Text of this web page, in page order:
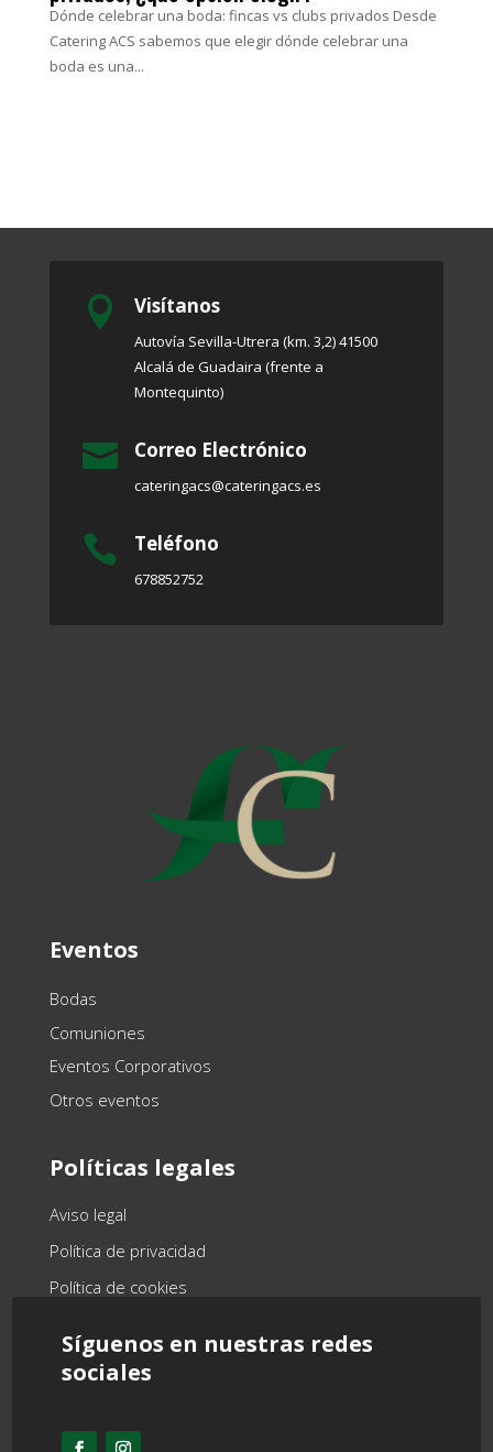
Dónde celebrar una boda: fincas vs clubs privados Desde
Catering ACS sabemos que elegir dónde celebrar una
boda es una...
 Visítanos
Autovía Sevilla-Utrera (km. 3,2) 41500
Alcalá de Guadaira (frente a
Montequinto)
 Correo Electrónico
cateringacs@cateringacs.es
 Teléfono
678852752
Eventos
Bodas
Comuniones
Eventos Corporativos
Otros eventos
Políticas legales
Aviso legal
Política de privacidad
Política de cookies
Síguenos en nuestras redes
sociales